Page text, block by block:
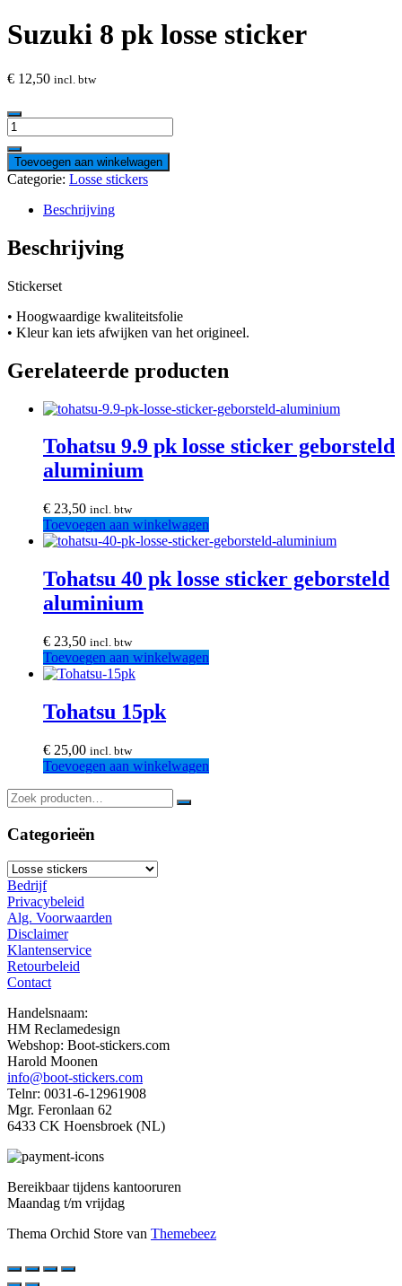
Suzuki 8 pk losse sticker
€ 12,50 incl. btw
Suzuki
8
pk
losse
sticker
hoeveelheid
Toevoegen aan winkelwagen
Categorie: Losse stickers
Beschrijving
Beschrijving
Stickerset
• Hoogwaardige kwaliteitsfolie
• Kleur kan iets afwijken van het origineel.
Gerelateerde producten
Tohatsu 9.9 pk losse sticker geborsteld
aluminium
€ 23,50 incl. btw
Toevoegen aan winkelwagen
Tohatsu 40 pk losse sticker geborsteld
aluminium
€ 23,50 incl. btw
Toevoegen aan winkelwagen
Tohatsu 15pk
€ 25,00 incl. btw
Toevoegen aan winkelwagen
Categorieën
Bedrijf
Privacybeleid
Alg. Voorwaarden
Disclaimer
Klantenservice
Retourbeleid
Contact
Handelsnaam:
HM Reclamedesign
Webshop: Boot-stickers.com
Harold Moonen
info@boot-stickers.com
Telnr: 0031-6-12961908
Mgr. Feronlaan 62
6433 CK Hoensbroek (NL)
Bereikbaar tijdens kantooruren
Maandag t/m vrijdag
Thema Orchid Store van Themebeez